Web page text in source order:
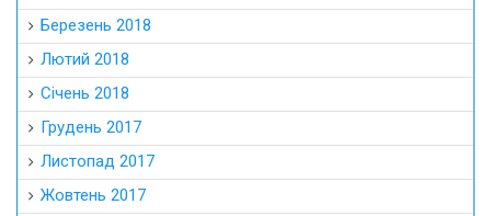
Березень 2018
Лютий 2018
Січень 2018
Грудень 2017
Листопад 2017
Жовтень 2017